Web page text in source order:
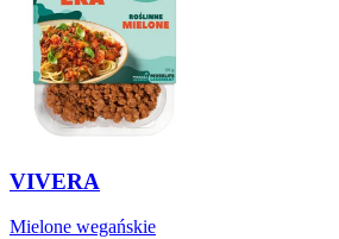
VIVERA
Mielone wegańskie